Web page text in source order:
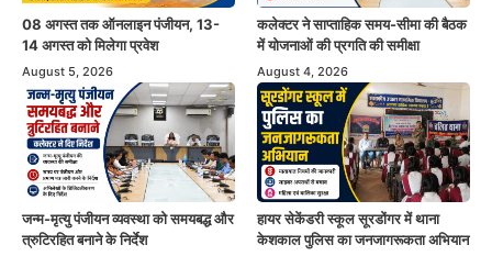
08 अगस्त तक ऑनलाइन पंजीयन, 13-
14 अगस्त को मिलेगा प्रवेश
August 5, 2026
कलेक्टर ने साप्ताहिक समय-सीमा की बैठक
में योजनाओं की प्रगति की समीक्षा
August 4, 2026
जन्म-मृत्यु पंजीयन व्यवस्था को समयबद्ध और
त्रुटिरहित बनाने के निर्देश
हायर सेकेंडरी स्कूल सूरडोंगर में थाना
केशकाल पुलिस का जनजागरूकता अभियान